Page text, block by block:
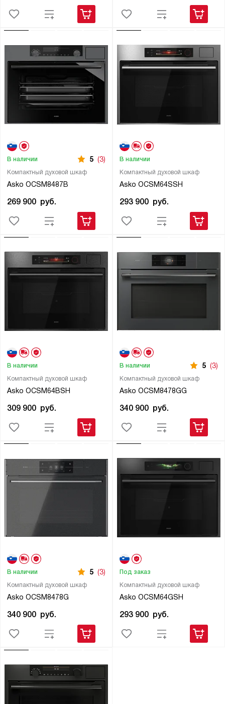
Компактный духовой шкаф
Asko OCSM8487B
В наличии 5 (3)
269 900 руб.
Компактный духовой шкаф
Asko OCSM64SSH
В наличии
293 900 руб.
Компактный духовой шкаф
Asko OCSM64BSH
В наличии
309 900 руб.
Компактный духовой шкаф
Asko OCSM8478GG
В наличии 5 (3)
340 900 руб.
Компактный духовой шкаф
Asko OCSM8478G
В наличии 5 (3)
340 900 руб.
Компактный духовой шкаф
Asko OCSM64GSH
Под заказ
293 900 руб.